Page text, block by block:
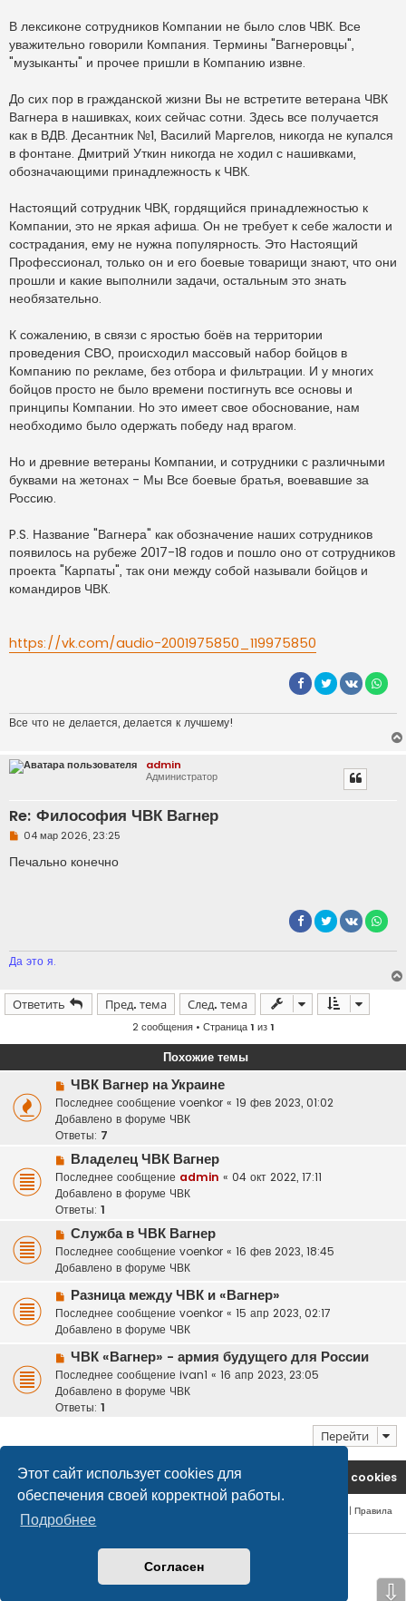
Этот сайт использует cookies для
обеспечения своей корректной работы.
Подробнее
Согласен
В лексиконе сотрудников Компании не было слов ЧВК. Все
уважительно говорили Компания. Термины "Вагнеровцы",
"музыканты" и прочее пришли в Компанию извне.
До сих пор в гражданской жизни Вы не встретите ветерана ЧВК
Вагнера в нашивках, коих сейчас сотни. Здесь все получается
как в ВДВ. Десантник №1, Василий Маргелов, никогда не купался
в фонтане. Дмитрий Уткин никогда не ходил с нашивками,
обозначающими принадлежность к ЧВК.
Настоящий сотрудник ЧВК, гордящийся принадлежностью к
Компании, это не яркая афиша. Он не требует к себе жалости и
сострадания, ему не нужна популярность. Это Настоящий
Профессионал, только он и его боевые товарищи знают, что они
прошли и какие выполнили задачи, остальным это знать
необязательно.
К сожалению, в связи с яростью боёв на территории
проведения СВО, происходил массовый набор бойцов в
Компанию по рекламе, без отбора и фильтрации. И у многих
бойцов просто не было времени постигнуть все основы и
принципы Компании. Но это имеет свое обоснование, нам
необходимо было одержать победу над врагом.
Но и древние ветераны Компании, и сотрудники с различными
буквами на жетонах - Мы Все боевые братья, воевавшие за
Россию.
P.S. Название "Вагнера" как обозначение наших сотрудников
появилось на рубеже 2017-18 годов и пошло оно от сотрудников
проекта "Карпаты", так они между собой называли бойцов и
командиров ЧВК.
https://vk.com/audio-2001975850_119975850
Все что не делается, делается к лучшему!
admin
Администратор
Re: Философия ЧВК Вагнер
Н
п
р
н
о
о
о
е
и
04 мар 2026, 23:25
Печально конечно
Да это я.
Ответить Пред. тема След. тема
2 сообщения • Страница1 из1
Похожие темы
Н
о
в
о
о
о
б
щ
е
н
е
ЧВК Вагнер на Украине
Последнее сообщение voenkor « 19 фев 2023, 01:02
Добавлено в форуме ЧВК
Ответы: 7
Н
о
в
о
с
о
о
б
щ
е
н
и
е
Владелец ЧВК Вагнер
Последнее сообщение admin « 04 окт 2022, 17:11
Добавлено в форуме ЧВК
Ответы: 1
Н
о
в
е
с
о
б
щ
е
н
е
Служба в ЧВК Вагнер
Последнее сообщение voenkor « 16 фев 2023, 18:45
Добавлено в форуме ЧВК
Н
о
в
е
с
о
о
н
и
е
Разница между ЧВК и «Вагнер»
Последнее сообщение voenkor « 15 апр 2023, 02:17
Добавлено в форуме ЧВК
Н
о
в
о
о
щ
е
ЧВК «Вагнер» - армия будущего для России
Последнее сообщение ivan1 « 16 апр 2023, 23:05
Добавлено в форуме ЧВК
Ответы: 1
Перейти
На главную Удалить cookies
| Правила
⇩
© safetlaw.ru - охрана и безопасность, 2013-2026